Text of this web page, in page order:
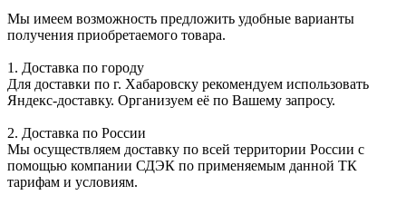
Мы имеем возможность предложить удобные варианты
получения приобретаемого товара.
1. Доставка по городу
Для доставки по г. Хабаровску рекомендуем использовать
Яндекс-доставку. Организуем её по Вашему запросу.
2. Доставка по России
Мы осуществляем доставку по всей территории России с
помощью компании СДЭК по применяемым данной ТК
тарифам и условиям.